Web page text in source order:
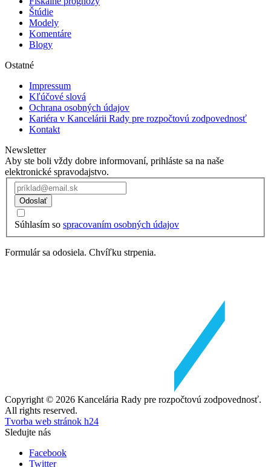
Štúdie
Modely
Komentáre
Blogy
Ostatné
Impressum
Kľúčové slová
Ochrana osobných údajov
Kariéra v Kancelárii Rady pre rozpočtovú zodpovednosť
Kontakt
Newsletter
Aby ste boli vždy dobre informovaní, prihláste sa na naše
elektronické spravodajstvo.
Odoslať
Súhlasím so spracovaním osobných údajov
Formulár sa odosiela. Chvíľku strpenia.
Copyright © 2026 Kancelária Rady pre rozpočtovú zodpovednosť.
All rights reserved.
Tvorba web stránok h24
Sledujte nás
Facebook
Twitter